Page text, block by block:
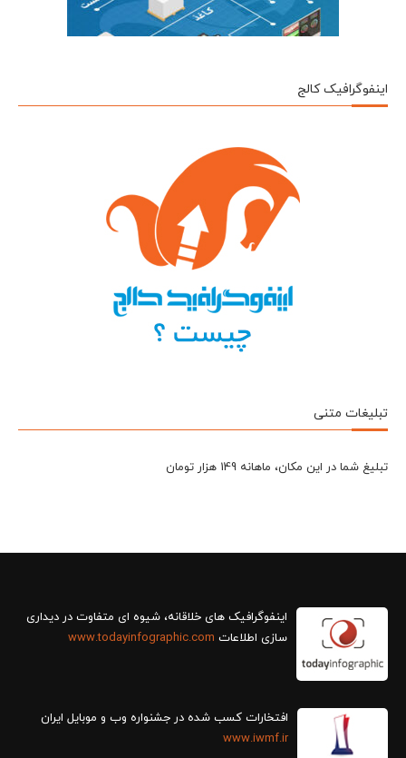
اینفوگرافیک کالج
تبلیغات متنی
تبلیغ شما در این مکان، ماهانه 149 هزار تومان
سازی اطلاعات www.todayinfographic.com
افتخارات کسب شده در جشنواره وب و موبایل ایران
www.iwmf.ir